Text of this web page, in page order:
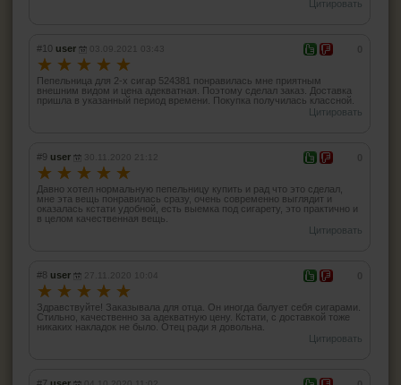
Цитировать
#10 user 03.09.2021 03:43
☆ ☆ ☆ ☆ ☆
Пепельница для 2-х сигар 524381 понравилась мне приятным
внешним видом и цена адекватная. Поэтому сделал заказ. Доставка
пришла в указанный период времени. Покупка получилась классной.
Цитировать
#9 user
☆ ☆ ☆ ☆ ☆
Давно хотел нормальную пепельницу купить и рад что это сделал,
мне эта вещь понравилась сразу, очень современно выглядит и
оказалась кстати удобной, есть выемка под сигарету, это практично и
в целом качественная вещь.
Цитировать
#8 user 27.11.2020 10:04
☆ ☆ ☆ ☆ ☆
Здравствуйте! Заказывала для отца. Он иногда балует себя сигарами.
Стильно, качественно за адекватную цену. Кстати, с доставкой тоже
никаких накладок не было. Отец ради я довольна.
Цитировать
#7 user